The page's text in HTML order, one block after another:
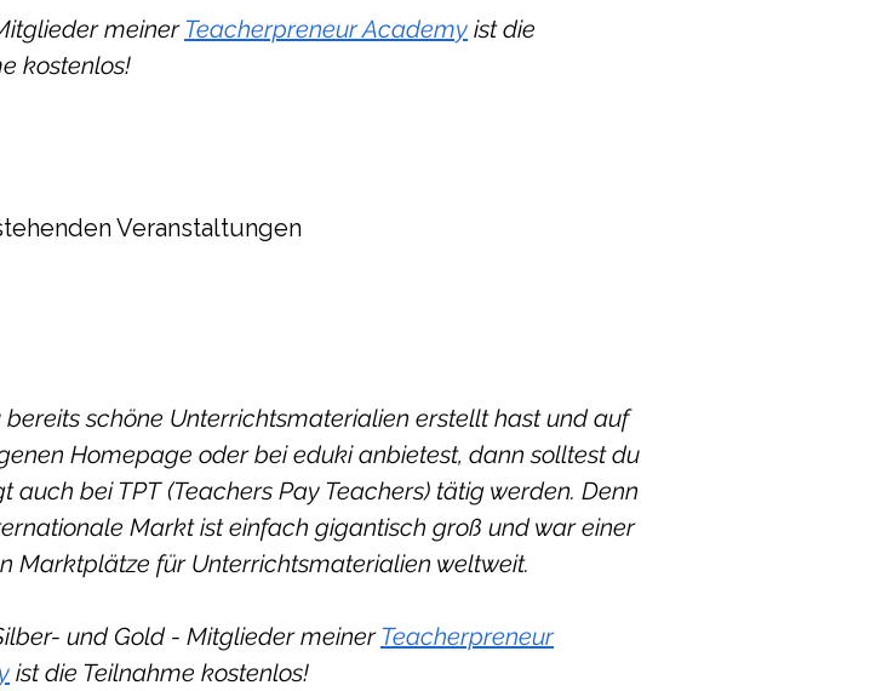
meiner Teacherpreneur Academy ist die
kostenlos!
Veranstaltungen
bereits schöne Unterrichtsmaterialien erstellt hast und auf
Homepage oder bei eduki anbietest, dann solltest du
auch bei TPT (Teachers Pay Teachers) tätig werden. Denn
Markt ist einfach gigantisch groß und war einer
Marktplätze für Unterrichtsmaterialien weltweit.
und Gold - Mitglieder meiner Teacherpreneur
ist die Teilnahme kostenlos!